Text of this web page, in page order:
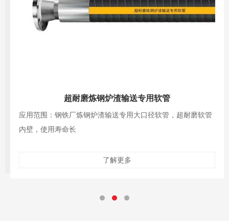
超耐磨炼钢炉渣输送专用软管
应用范围：钢铁厂炼钢炉渣输送专用大口径软管，超耐磨软管
内壁，使用寿命长
了解更多